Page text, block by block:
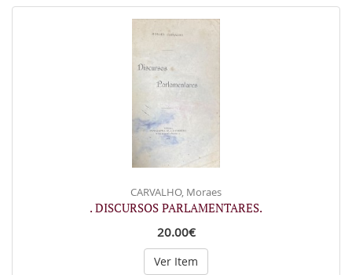
CARVALHO, Moraes
. DISCURSOS PARLAMENTARES.
20.00€
Ver Item